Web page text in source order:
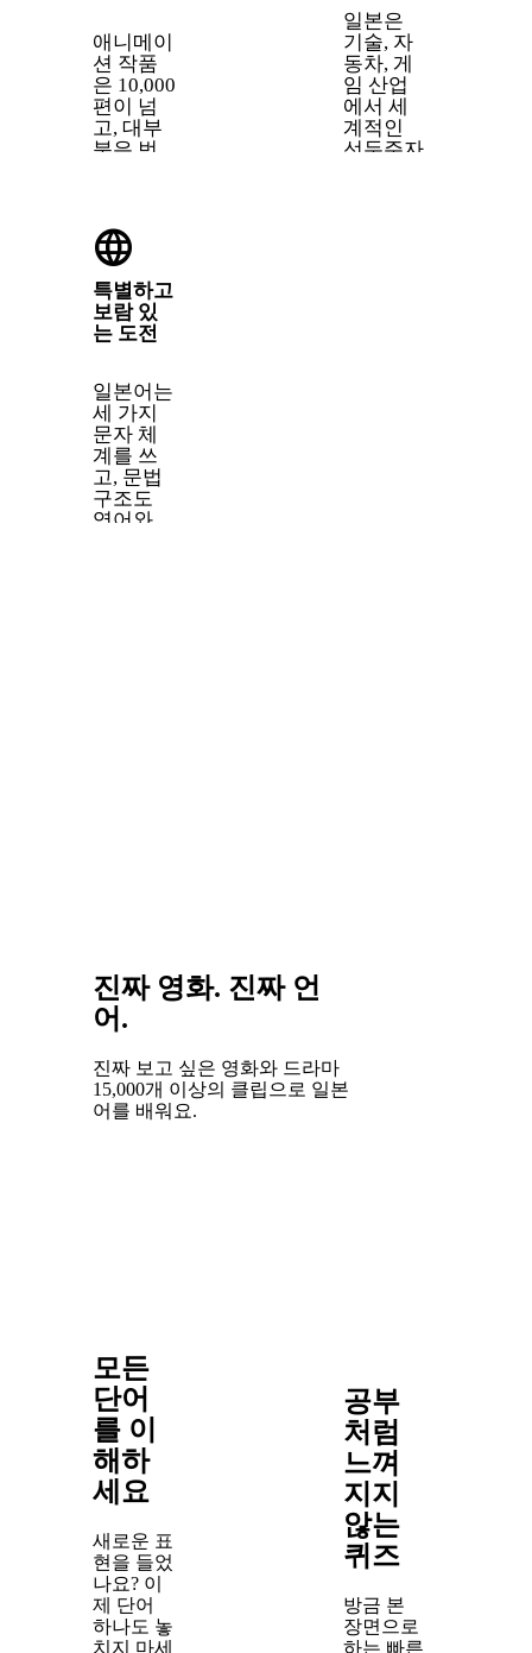
애니메이
션 작품
은 10,000
편이 넘
고, 대부
분은 번
집니다.
일본어를
이해하면
자막으로
는 전달
되지 않
난, 문화
적 레퍼
런스, 유
머까지
캐치할
수 있어
요.
일본은
기술, 자
동차, 게
임 산업
에서 세
계적인
선두주자
language
특별하고
보람 있
는 도전
일본어는
세 가지
문자 체
계를 쓰
고, 문법
구조도
영어와
진짜 영화. 진짜 언
어.
진짜 보고 싶은 영화와 드라마
15,000개 이상의 클립으로 일본
어를 배워요.
모든
단어
를 이
해하
세요
새로운 표
현을 들었
나요? 이
제 단어
하나도 놓
치지 마세
공부
처럼
느껴
지지
않는
퀴즈
방금 본
장면으로
하는 빠른